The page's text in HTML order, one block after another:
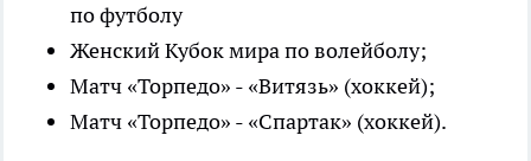
по футболу
Женский Кубок мира по волейболу;
Матч «Торпедо» - «Витязь» (хоккей);
Матч «Торпедо» - «Спартак» (хоккей).